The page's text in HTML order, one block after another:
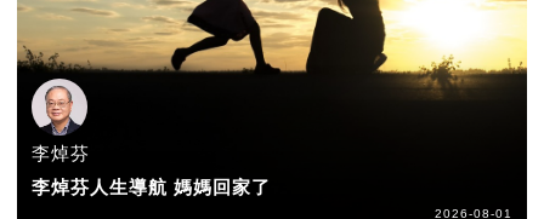
李焯芬
李焯芬人生導航 媽媽回家了
2026-08-01